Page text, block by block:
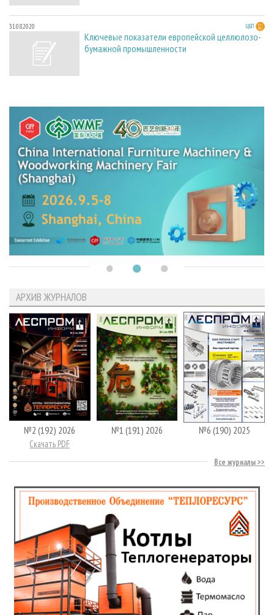
31.08.2020 ЦБП
Ключевые показатели европейской целлюлозо-
бумажной промышленности
АРХИВ ЖУРНАЛОВ
№2 (192) 2026
Скачать PDF
№1 (191) 2026 №6 (190) 2025
Все журналы